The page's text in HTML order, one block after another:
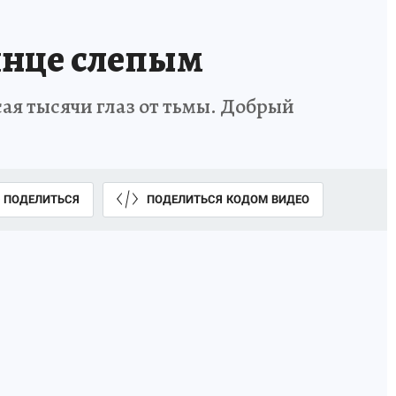
слепым
тысячи глаз от тьмы. Добрый
ПОДЕЛИТЬСЯ ПОДЕЛИТЬСЯ КОДОМ ВИДЕО